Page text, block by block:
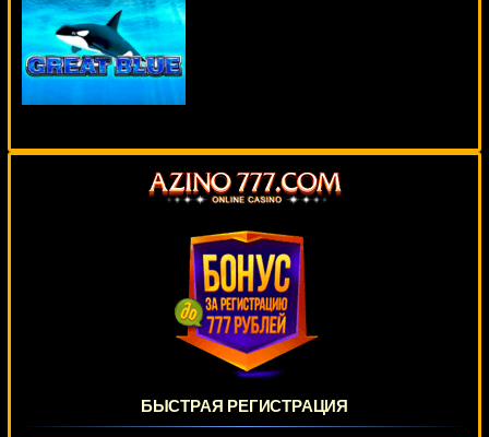
БЫСТРАЯ РЕГИСТРАЦИЯ